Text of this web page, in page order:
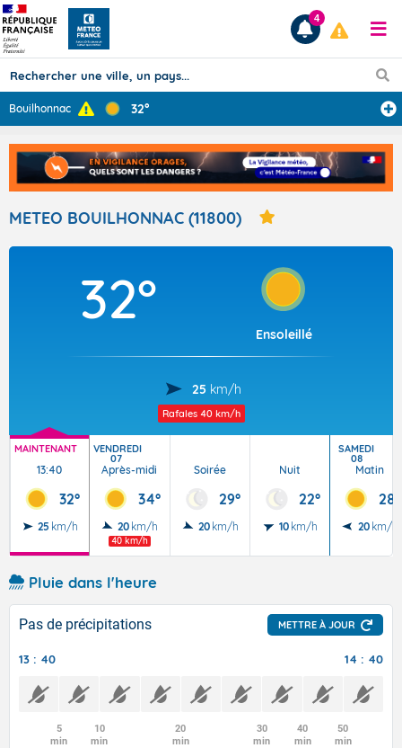
Prévisions
TOUS LES RÉSULTATS
Articles
4
Bouilhonnac 32°
METEO BOUILHONNAC (11800)
32°
Ensoleillé
25 km/h
Rafales 40 km/h
MAINTENANT
13:40
32°
25 km/h
VENDREDI
07
Après-midi
34°
20 km/h
40 km/h
Soirée
29°
20 km/h
Nuit
22°
10 km/h
SAMEDI
08
Matin
28°
20 km/h
Pluie dans l'heure
Pas de précipitations METTRE À JOUR
13 : 40 14 : 40
5
min
10
min
20
min
30
min
40
min
50
min